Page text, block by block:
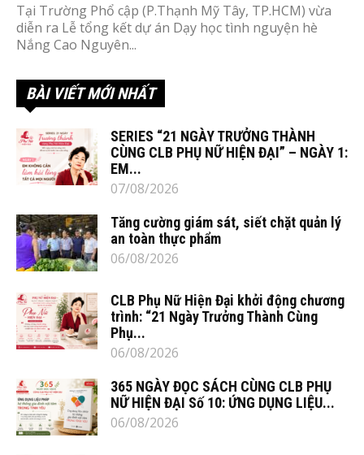
Tại Trường Phổ cập (P.Thạnh Mỹ Tây, TP.HCM) vừa
diễn ra Lễ tổng kết dự án Dạy học tình nguyện hè
Nắng Cao Nguyên...
BÀI VIẾT MỚI NHẤT
SERIES “21 NGÀY TRƯỞNG THÀNH
CÙNG CLB PHỤ NỮ HIỆN ĐẠI” – NGÀY 1:
EM...
07/08/2026
Tăng cường giám sát, siết chặt quản lý
an toàn thực phẩm
06/08/2026
CLB Phụ Nữ Hiện Đại khởi động chương
trình: “21 Ngày Trưởng Thành Cùng
Phụ...
06/08/2026
365 NGÀY ĐỌC SÁCH CÙNG CLB PHỤ
NỮ HIỆN ĐẠI Số 10: ỨNG DỤNG LIỆU...
06/08/2026